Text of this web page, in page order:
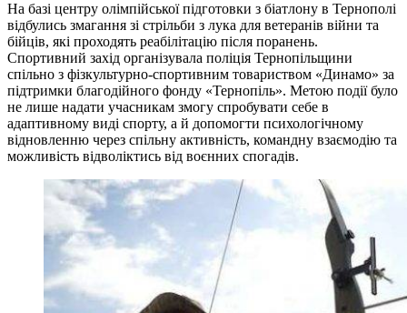
На базі центру олімпійської підготовки з біатлону в Тернополі
відбулись змагання зі стрільби з лука для ветеранів війни та
бійців, які проходять реабілітацію після поранень.
Спортивний захід організувала поліція Тернопільщини
спільно з фізкультурно-спортивним товариством «Динамо» за
підтримки благодійного фонду «Тернопіль». Метою події було
не лише надати учасникам змогу спробувати себе в
адаптивному виді спорту, а й допомогти психологічному
відновленню через спільну активність, командну взаємодію та
можливість відволіктись від воєнних спогадів.